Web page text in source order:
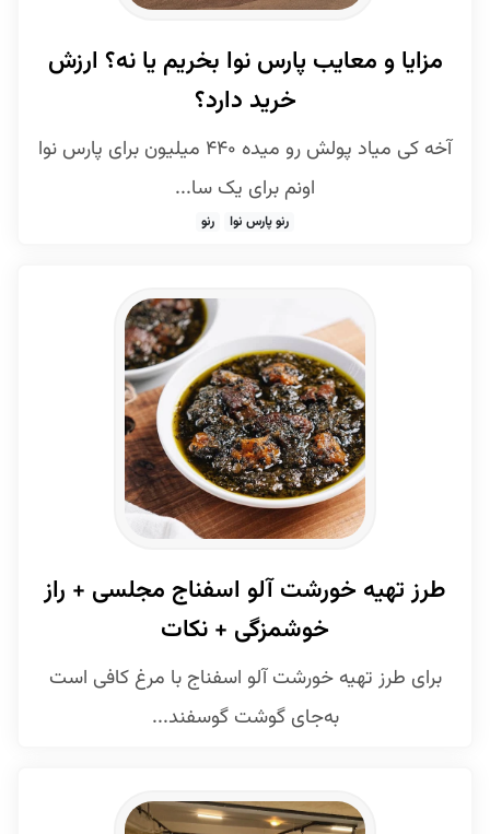
مزایا و معایب پارس نوا بخریم یا نه؟ ارزش
خرید دارد؟
آخه کی میاد پولش رو میده ۴۴۰ میلیون برای پارس نوا
اونم برای یک سا...
رنو پارس نوا رنو
طرز تهیه خورشت آلو اسفناج مجلسی + راز
خوشمزگی + نکات
برای طرز تهیه خورشت آلو اسفناج با مرغ کافی است
به‌جای گوشت گوسفند...